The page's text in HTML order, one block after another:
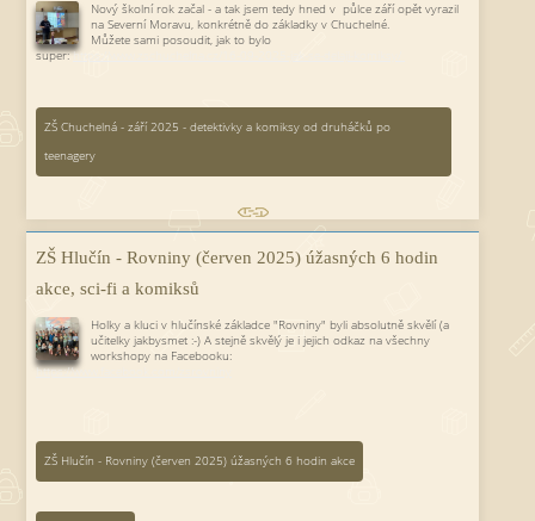
Nový školní rok začal - a tak jsem tedy hned v půlce září opět vyrazil
na Severní Moravu, konkrétně do základky v Chuchelné.
Můžete sami posoudit, jak to bylo
super:https://www.zschuchelna.cz/16-09-2025-jak-se-delaji-komiksy/
ZŠ Chuchelná - září 2025 - detektivky a komiksy od druháčků po
teenagery
ZŠ Hlučín - Rovniny (červen 2025) úžasných 6 hodin
akce, sci-fi a komiksů
Holky a kluci v hlučínské základce "Rovniny" byli absolutně skvělí (a
učitelky jakbysmet :-) A stejně skvělý je i jejich odkaz na všechny
workshopy na Facebooku:
https://www.facebook.com/zsrovniny
ZŠ Hlučín - Rovniny (červen 2025) úžasných 6 hodin akce